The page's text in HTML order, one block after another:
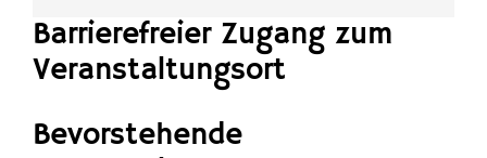
Barrierefreier Zugang zum
Veranstaltungsort
Bevorstehende